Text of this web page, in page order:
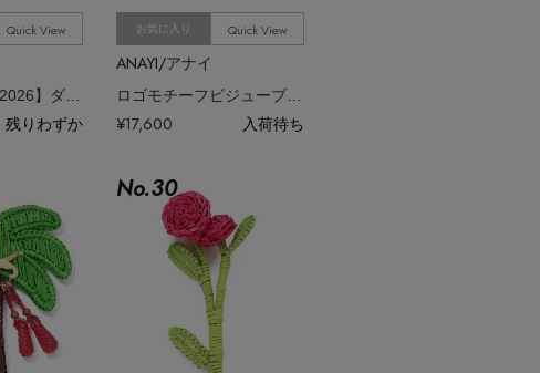
Quick View
残りわずか
お気に入り Quick View
ANAYI/アナイ
¥17,600 入荷待ち
No.30